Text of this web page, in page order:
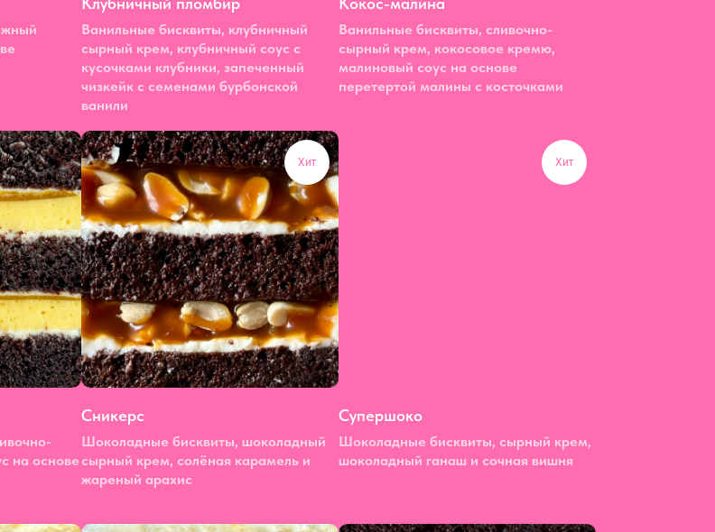
Ванильные бисквиты, клубничный
сырный крем, клубничный соус с
кусочками клубники, запеченный
чизкейк с семенами бурбонской
ванили
Ванильные бисквиты, сливочно-
сырный крем, кокосовое кремю,
малиновый соус на основе
перетертой малины с косточками
на основе
Хит
Сникерс
Шоколадные бисквиты, шоколадный
сырный крем, солёная карамель и
жареный арахис
Хит
Супершоко
Шоколадные бисквиты, сырный крем,
шоколадный ганаш и сочная вишня